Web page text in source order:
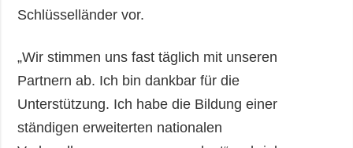
Schlüsselländer vor.
„Wir stimmen uns fast täglich mit unseren
Partnern ab. Ich bin dankbar für die
Unterstützung. Ich habe die Bildung einer
ständigen erweiterten nationalen